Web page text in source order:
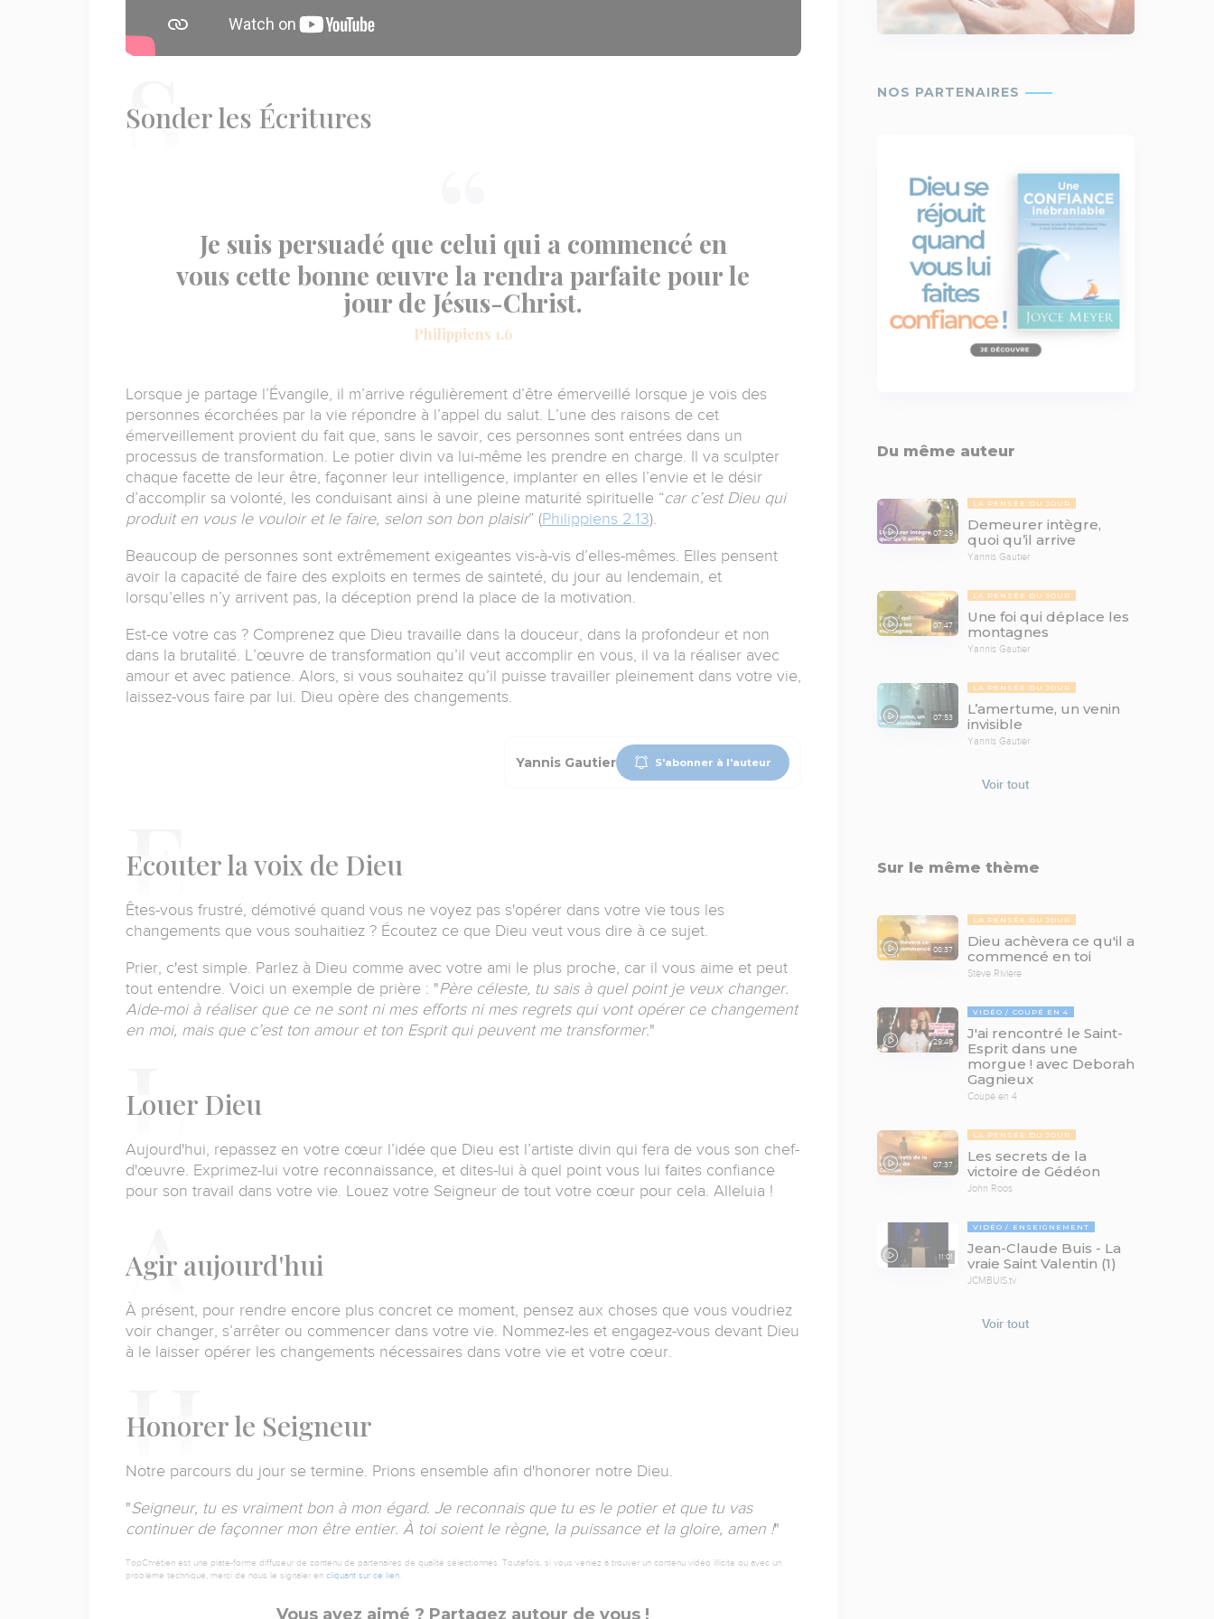
Sonder les Écritures
Je suis persuadé que celui qui a commencé en
vous cette bonne œuvre la rendra parfaite pour le
jour de Jésus-Christ.
Philippiens 1.6
Lorsque je partage l’Évangile, il m’arrive régulièrement d’être émerveillé lorsque je vois des
personnes écorchées par la vie répondre à l’appel du salut. L’une des raisons de cet
émerveillement provient du fait que, sans le savoir, ces personnes sont entrées dans un
processus de transformation. Le potier divin va lui-même les prendre en charge. Il va sculpter
chaque facette de leur être, façonner leur intelligence, implanter en elles l’envie et le désir
d’accomplir sa volonté, les conduisant ainsi à une pleine maturité spirituelle “car c’est Dieu qui
produit en vous le vouloir et le faire, selon son bon plaisir” (Philippiens 2.13).
Beaucoup de personnes sont extrêmement exigeantes vis-à-vis d’elles-mêmes. Elles pensent
avoir la capacité de faire des exploits en termes de sainteté, du jour au lendemain, et
lorsqu’elles n’y arrivent pas, la déception prend la place de la motivation.
Est-ce votre cas ? Comprenez que Dieu travaille dans la douceur, dans la profondeur et non
dans la brutalité. L’œuvre de transformation qu’il veut accomplir en vous, il va la réaliser avec
amour et avec patience. Alors, si vous souhaitez qu’il puisse travailler pleinement dans votre vie,
laissez-vous faire par lui. Dieu opère des changements.
Yannis Gautier S'abonner à l'auteur
Ecouter la voix de Dieu
Êtes-vous frustré, démotivé quand vous ne voyez pas s'opérer dans votre vie tous les
changements que vous souhaitiez ? Écoutez ce que Dieu veut vous dire à ce sujet.
Prier, c'est simple. Parlez à Dieu comme avec votre ami le plus proche, car il vous aime et peut
tout entendre. Voici un exemple de prière : "Père céleste, tu sais à quel point je veux changer.
Aide-moi à réaliser que ce ne sont ni mes efforts ni mes regrets qui vont opérer ce changement
en moi, mais que c’est ton amour et ton Esprit qui peuvent me transformer."
Louer Dieu
Aujourd'hui, repassez en votre cœur l’idée que Dieu est l’artiste divin qui fera de vous son chef-
d'œuvre. Exprimez-lui votre reconnaissance, et dites-lui à quel point vous lui faites confiance
pour son travail dans votre vie. Louez votre Seigneur de tout votre cœur pour cela. Alleluia !
Agir aujourd'hui
À présent, pour rendre encore plus concret ce moment, pensez aux choses que vous voudriez
voir changer, s’arrêter ou commencer dans votre vie. Nommez-les et engagez-vous devant Dieu
à le laisser opérer les changements nécessaires dans votre vie et votre cœur.
Honorer le Seigneur
Notre parcours du jour se termine. Prions ensemble afin d'honorer notre Dieu.
"Seigneur, tu es vraiment bon à mon égard. Je reconnais que tu es le potier et que tu vas
continuer de façonner mon être entier. À toi soient le règne, la puissance et la gloire, amen !"
TopChrétien est une plate-forme diffuseur de contenu de partenaires de qualité sélectionnés. Toutefois, si vous veniez à trouver un contenu vidéo illicite ou avec un
problème technique, merci de nous le signaler en cliquant sur ce lien.
Vous avez aimé ? Partagez autour de vous !
Du même auteur
07:29
LA PENSÉE DU JOUR
Demeurer intègre,
quoi qu’il arrive
Yannis Gautier
07:47
LA PENSÉE DU JOUR
Une foi qui déplace les
montagnes
Yannis Gautier
07:53
LA PENSÉE DU JOUR
L’amertume, un venin
invisible
Yannis Gautier
Voir tout
Sur le même thème
08:37
LA PENSÉE DU JOUR
Dieu achèvera ce qu'il a
commencé en toi
Stève Rivière
29:46
VIDÉO COUPÉ EN 4
J'ai rencontré le Saint-
Esprit dans une
morgue ! avec Deborah
Gagnieux
Coupé en 4
07:37
LA PENSÉE DU JOUR
Les secrets de la
victoire de Gédéon
John Roos
11:01
VIDÉO ENSEIGNEMENT
Jean-Claude Buis - La
vraie Saint Valentin (1)
JCMBUIS.tv
Voir tout